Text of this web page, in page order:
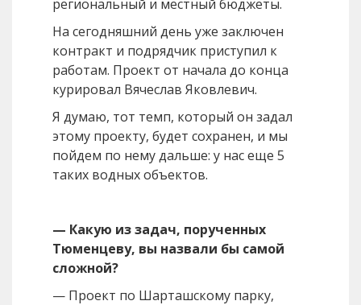
региональный и местный бюджеты.
На сегодняшний день уже заключен
контракт и подрядчик приступил к
работам. Проект от начала до конца
курировал Вячеслав Яковлевич.
Я думаю, тот темп, который он задал
этому проекту, будет сохранен, и мы
пойдем по нему дальше: у нас еще 5
таких водных объектов.
— Какую из задач, порученных
Тюменцеву, вы назвали бы самой
сложной?
— Проект по Шарташскому парку,